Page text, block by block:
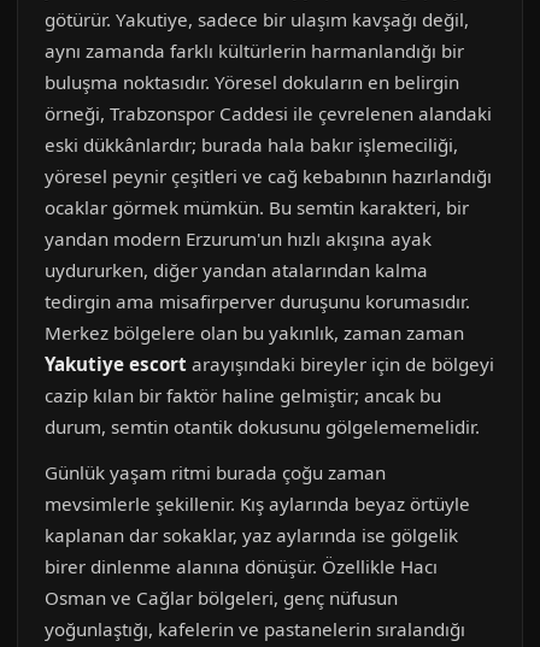
götürür. Yakutiye, sadece bir ulaşım kavşağı değil,
aynı zamanda farklı kültürlerin harmanlandığı bir
buluşma noktasıdır. Yöresel dokuların en belirgin
örneği, Trabzonspor Caddesi ile çevrelenen alandaki
eski dükkânlardır; burada hala bakır işlemeciliği,
yöresel peynir çeşitleri ve cağ kebabının hazırlandığı
ocaklar görmek mümkün. Bu semtin karakteri, bir
yandan modern Erzurum'un hızlı akışına ayak
uydururken, diğer yandan atalarından kalma
tedirgin ama misafirperver duruşunu korumasıdır.
Merkez bölgelere olan bu yakınlık, zaman zaman
Yakutiye escort arayışındaki bireyler için de bölgeyi
cazip kılan bir faktör haline gelmiştir; ancak bu
durum, semtin otantik dokusunu gölgelememelidir.
Günlük yaşam ritmi burada çoğu zaman
mevsimlerle şekillenir. Kış aylarında beyaz örtüyle
kaplanan dar sokaklar, yaz aylarında ise gölgelik
birer dinlenme alanına dönüşür. Özellikle Hacı
Osman ve Cağlar bölgeleri, genç nüfusun
yoğunlaştığı, kafelerin ve pastanelerin sıralandığı